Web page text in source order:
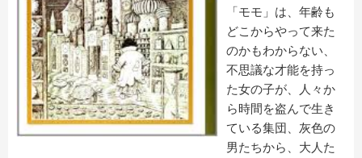
「モモ」は、年齢も
どこからやって来た
のかもわからない、
不思議な才能を持っ
た女の子が、人々か
ら時間を盗んで生き
ている集団、灰色の
男たちから、大人た